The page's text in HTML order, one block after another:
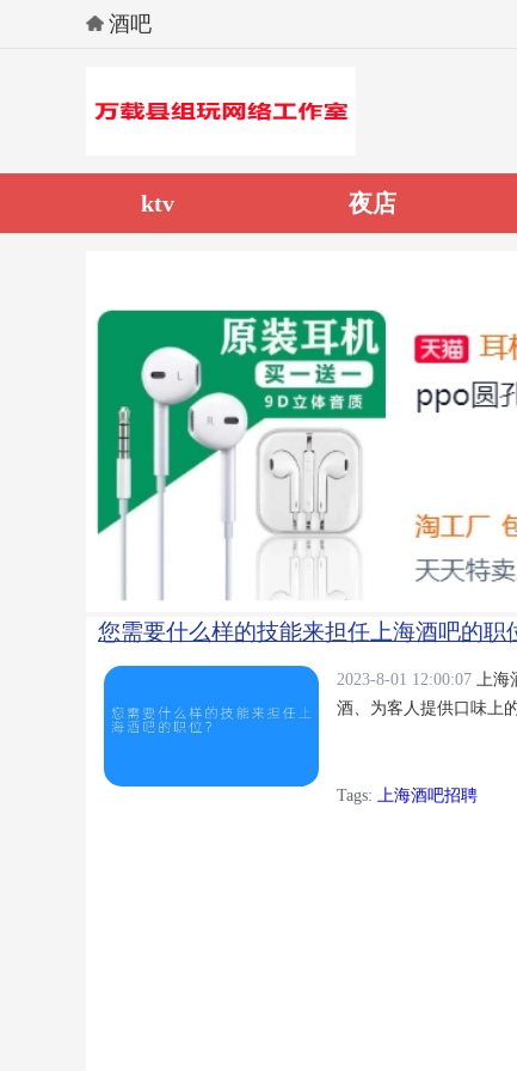
酒吧
ktv 夜店
您需要什么样的技能来担任上海酒吧的职
2023-8-01 12:00:07
上
酒、为客人提供口味上
Tags: 上海酒吧招聘